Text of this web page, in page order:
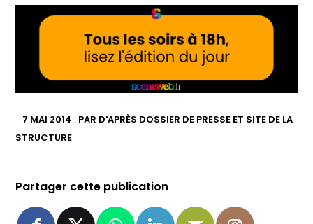
7 MAI 2014 PAR D'APRÈS DOSSIER DE PRESSE ET SITE DE LA
STRUCTURE
Partager cette publication